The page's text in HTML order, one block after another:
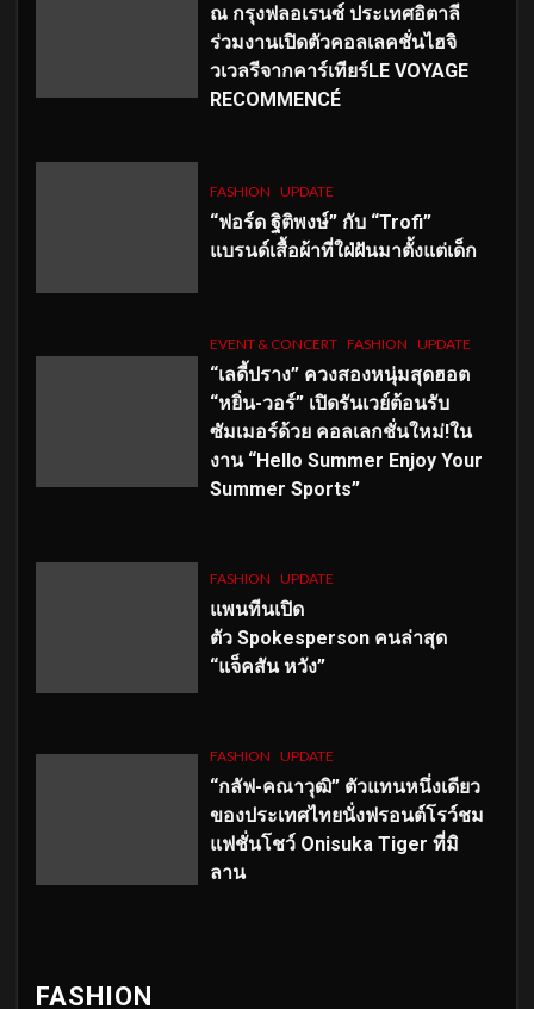
ณ กรุงฟลอเรนซ์ ประเทศอิตาลี
ร่วมงานเปิดตัวคอลเลคชั่นไฮจิ
วเวลรีจากคาร์เทียร์LE VOYAGE
RECOMMENCÉ
FASHION UPDATE
“ฟอร์ด ฐิติพงษ์” กับ “Trofi”
แบรนด์เสื้อผ้าที่ใฝ่ฝันมาตั้งแต่เด็ก
EVENT & CONCERT FASHION UPDATE
“เลดี้ปราง” ควงสองหนุ่มสุดฮอต
“หยิ่น-วอร์” เปิดรันเวย์ต้อนรับ
ซัมเมอร์ด้วย คอลเลกชั่นใหม่!ใน
งาน “Hello Summer Enjoy Your
Summer Sports”
FASHION UPDATE
แพนทีนเปิด
ตัว Spokesperson คนล่าสุด
“แจ็คสัน หวัง”
FASHION UPDATE
“กลัฟ-คณาวุฒิ” ตัวแทนหนึ่งเดียว
ของประเทศไทยนั่งฟรอนต์โรว์ชม
แฟชั่นโชว์ Onisuka Tiger ที่มิ
ลาน
FASHION